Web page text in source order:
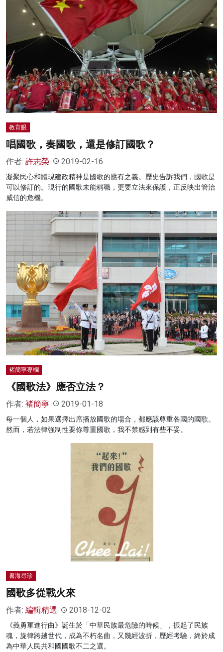
教育眼
唱國歌，奏國歌，還是修訂國歌？
作者: 許志榮 2019-02-16
凝聚民心和體現建政精神是國歌的應有之義。歷史告訴我們，國歌是
可以修訂的。現行的國歌未能稱職，更要立法來保護，正反映出管治
威信的危機。
褚簡寧專欄
《國歌法》應否立法？
作者: 褚簡寧 2019-01-18
每一個人，如果選擇出席播放國歌的場合，都應該尊重各國的國歌。
然而，若法律強制性要你尊重國歌，我不禁感到有些不妥。
書海尋珍
國歌多從戰火來
作者: 編輯精選 2018-12-02
《義勇軍進行曲》誕生於「中華民族最危險的時候」，振起了民族
魂，旋律跨越世代，成為不朽名曲，又幾經波折，歷經考驗，終於成
為中華人民共和國國歌不二之選。